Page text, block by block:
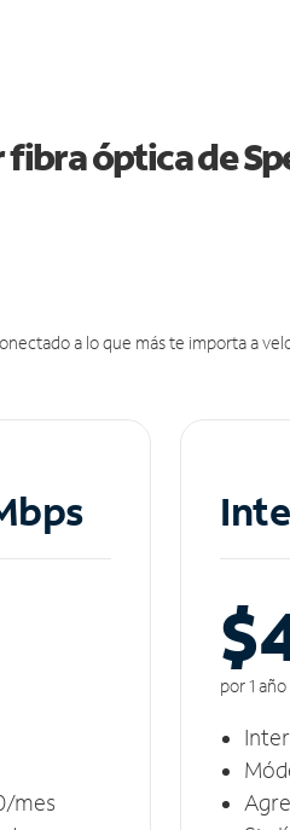
óptica de
a lo que más te importa a
mes
por 1 año